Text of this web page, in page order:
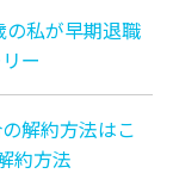
私が早期退職
ー
解約方法はこ
約方法